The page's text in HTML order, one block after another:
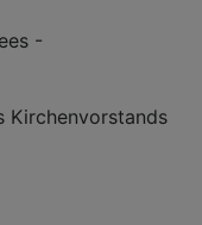
-
Kirchenvorstands